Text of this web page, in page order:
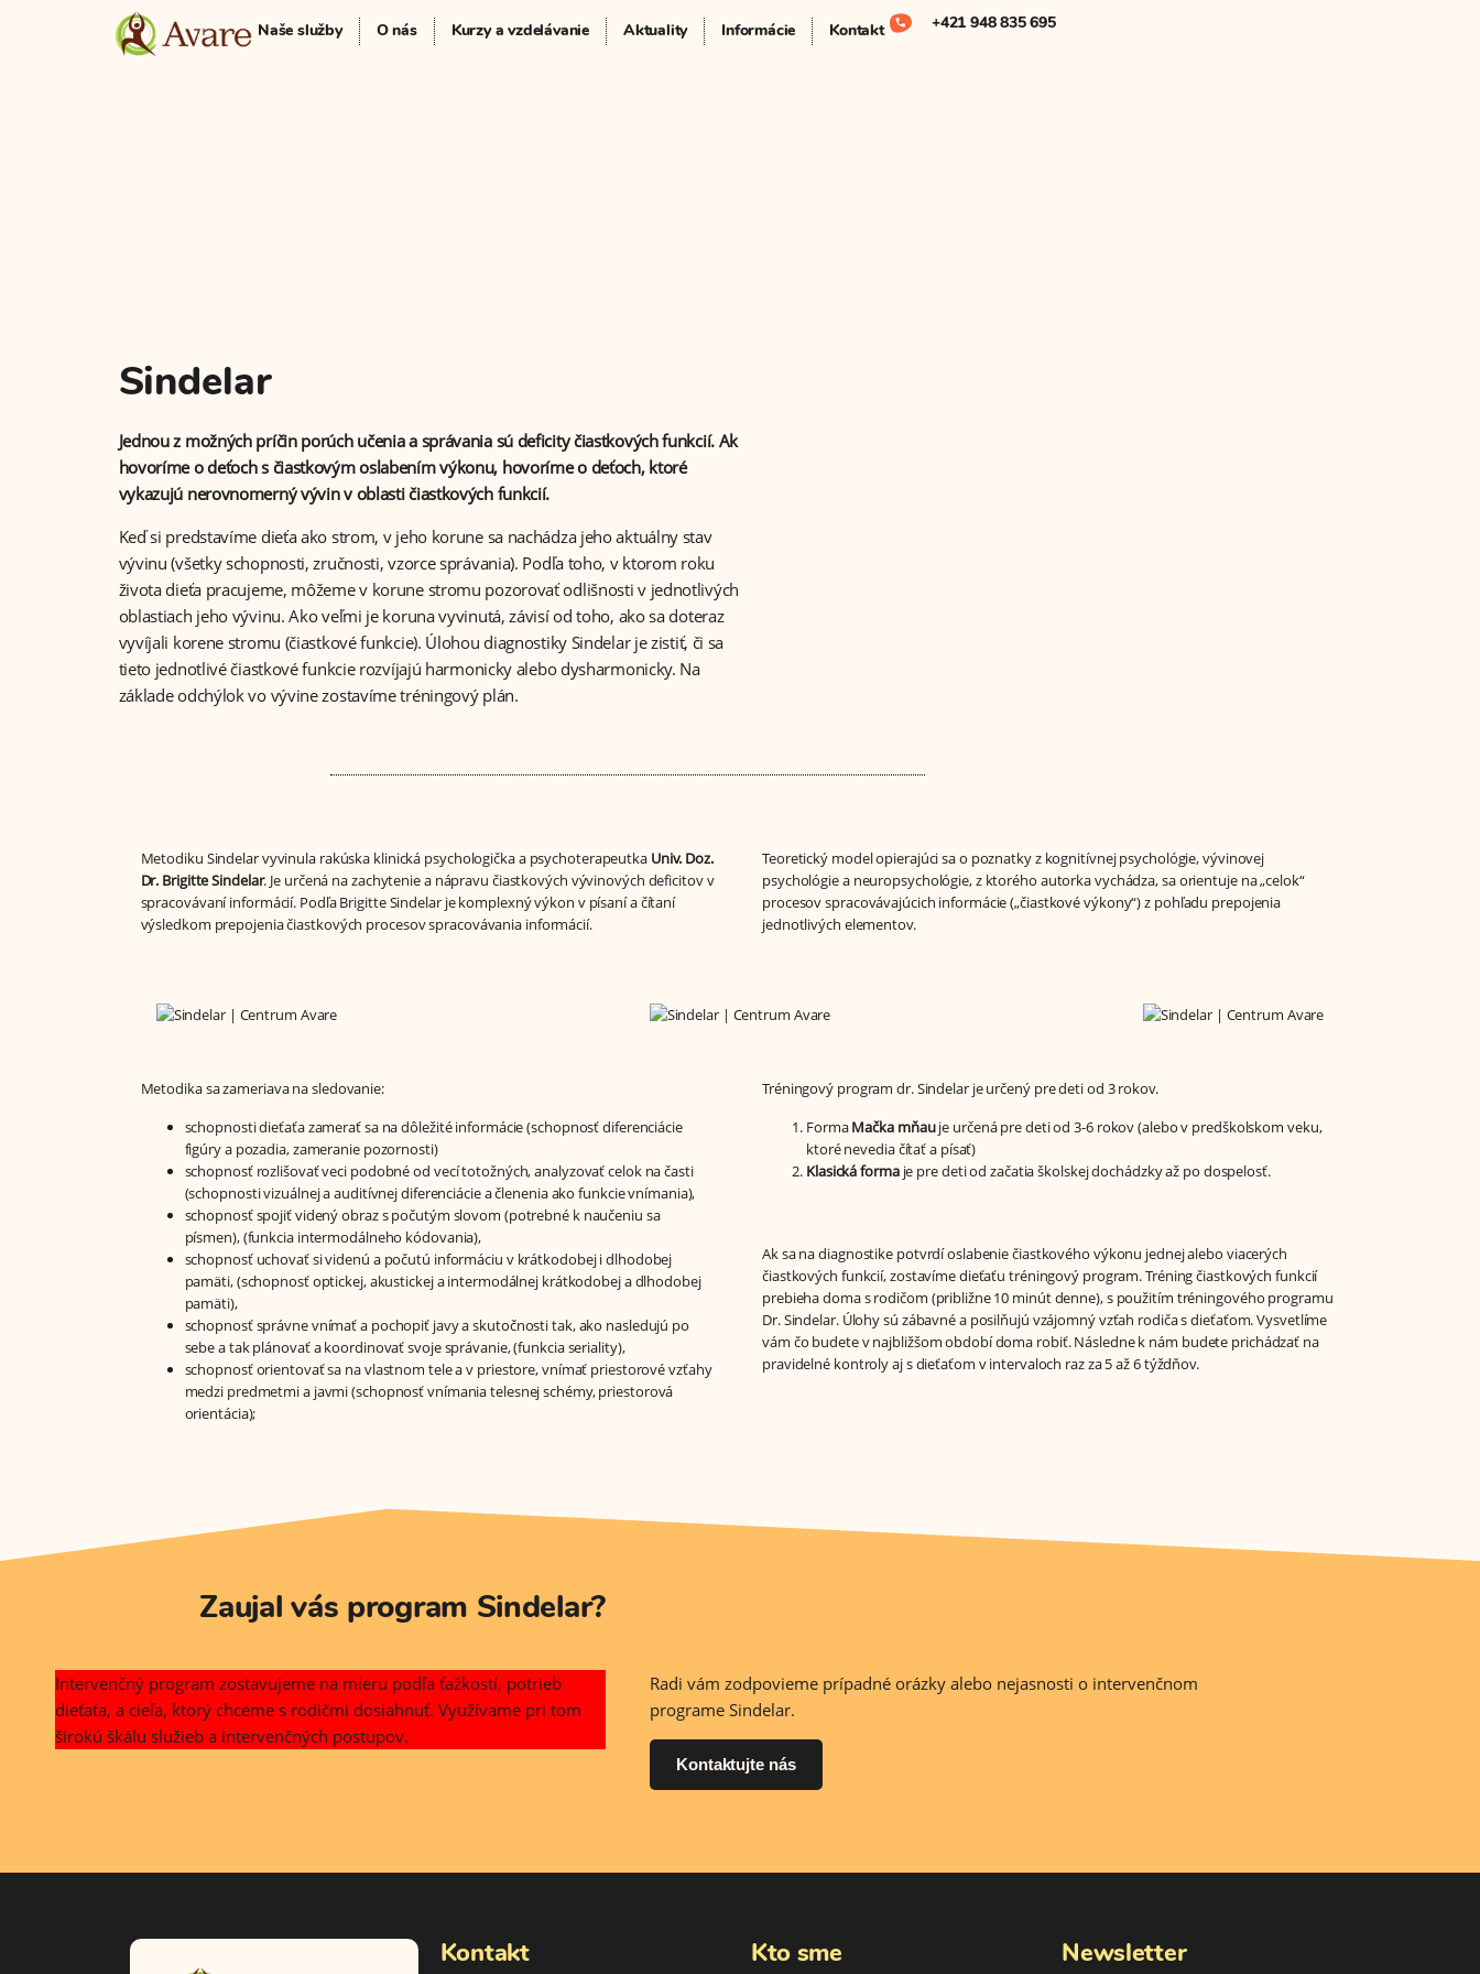
Naše služby O nás Kurzy a vzdelávanie Aktuality Informácie Kontakt +421 948 835 695
Sindelar
Jednou z možných príčin porúch učenia a správania sú deficity čiastkových funkcií. Ak
hovoríme o deťoch s čiastkovým oslabením výkonu, hovoríme o deťoch, ktoré
vykazujú nerovnomerný vývin v oblasti čiastkových funkcií.
Keď si predstavíme dieťa ako strom, v jeho korune sa nachádza jeho aktuálny stav
vývinu (všetky schopnosti, zručnosti, vzorce správania). Podľa toho, v ktorom roku
života dieťa pracujeme, môžeme v korune stromu pozorovať odlišnosti v jednotlivých
oblastiach jeho vývinu. Ako veľmi je koruna vyvinutá, závisí od toho, ako sa doteraz
vyvíjali korene stromu (čiastkové funkcie). Úlohou diagnostiky Sindelar je zistiť, či sa
tieto jednotlivé čiastkové funkcie rozvíjajú harmonicky alebo dysharmonicky. Na
základe odchýlok vo vývine zostavíme tréningový plán.
Metodiku Sindelar vyvinula rakúska klinická psychologička a psychoterapeutka Univ. Doz.
Dr. Brigitte Sindelar. Je určená na zachytenie a nápravu čiastkových vývinových deficitov v
spracovávaní informácií. Podľa Brigitte Sindelar je komplexný výkon v písaní a čítaní
výsledkom prepojenia čiastkových procesov spracovávania informácií.
Teoretický model opierajúci sa o poznatky z kognitívnej psychológie, vývinovej
psychológie a neuropsychológie, z ktorého autorka vychádza, sa orientuje na „celok“
procesov spracovávajúcich informácie („čiastkové výkony“) z pohľadu prepojenia
jednotlivých elementov.
Metodika sa zameriava na sledovanie:
schopnosti dieťaťa zamerať sa na dôležité informácie (schopnosť diferenciácie
figúry a pozadia, zameranie pozornosti)
schopnosť rozlišovať veci podobné od vecí totožných, analyzovať celok na časti
(schopnosti vizuálnej a auditívnej diferenciácie a členenia ako funkcie vnímania),
schopnosť spojiť videný obraz s počutým slovom (potrebné k naučeniu sa
písmen), (funkcia intermodálneho kódovania),
schopnosť uchovať si videnú a počutú informáciu v krátkodobej i dlhodobej
pamäti, (schopnosť optickej, akustickej a intermodálnej krátkodobej a dlhodobej
pamäti),
schopnosť správne vnímať a pochopiť javy a skutočnosti tak, ako nasledujú po
sebe a tak plánovať a koordinovať svoje správanie, (funkcia seriality),
schopnosť orientovať sa na vlastnom tele a v priestore, vnímať priestorové vzťahy
medzi predmetmi a javmi (schopnosť vnímania telesnej schémy, priestorová
orientácia);
Tréningový program dr. Sindelar je určený pre deti od 3 rokov.
FormaMačka mňauje určená pre deti od 3-6 rokov (alebo v predškolskom veku,
ktoré nevedia čítať a písať)
Klasická formaje pre deti od začatia školskej dochádzky až po dospelosť.
Ak sa na diagnostike potvrdí oslabenie čiastkového výkonu jednej alebo viacerých
čiastkových funkcií, zostavíme dieťaťu tréningový program. Tréning čiastkových funkcií
prebieha doma s rodičom (približne 10 minút denne), s použitím tréningového programu
Dr. Sindelar. Úlohy sú zábavné a posilňujú vzájomný vzťah rodiča s dieťaťom. Vysvetlíme
vám čo budete v najbližšom období doma robiť. Následne k nám budete prichádzať na
pravidelné kontroly aj s dieťaťom v intervaloch raz za 5 až 6 týždňov.
Zaujal vás program Sindelar?
Intervenčný program zostavujeme na mieru podľa ťažkostí, potrieb
dieťaťa, a cieľa, ktorý chceme s rodičmi dosiahnuť. Využívame pri tom
širokú škálu služieb a intervenčných postupov.
Radi vám zodpovieme prípadné orázky alebo nejasnosti o intervenčnom
programe Sindelar.
Kontaktujte nás
Kontakt Kto sme Newsletter